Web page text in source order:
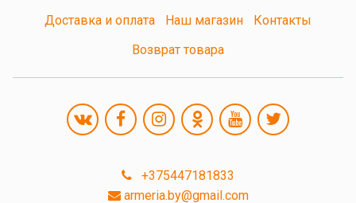
Доставка и оплата
Наш магазин
Контакты
Возврат товара
+375447181833
armeria.by@gmail.com